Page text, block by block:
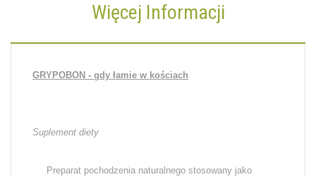
Więcej Informacji
GRYPOBON - gdy łamie w kościach
Suplement diety
Preparat pochodzenia naturalnego stosowany jako